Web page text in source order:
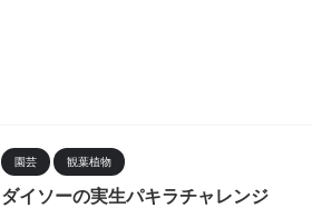
園芸 観葉植物
ダイソーの実生パキラチャレンジ